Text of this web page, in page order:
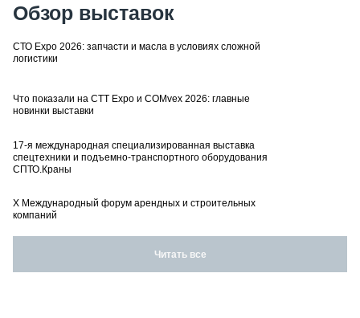
Обзор выставок
СТО Expo 2026: запчасти и масла в условиях сложной
логистики
Что показали на CTT Expo и COMvex 2026: главные
новинки выставки
17-я международная специализированная выставка
спецтехники и подъемно-транспортного оборудования
СПТО.Краны
X Международный форум арендных и строительных
компаний
Читать все